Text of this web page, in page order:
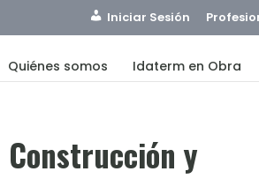
Iniciar Sesión
Quiénes somos Idaterm en Obra
y